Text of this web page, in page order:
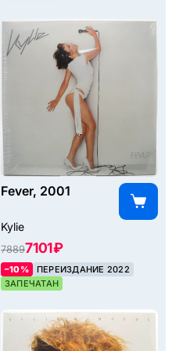
Fever, 2001
Kylie
78897101 ₽
–10%
ПЕРЕИЗДАНИЕ 2022
ЗАПЕЧАТАН